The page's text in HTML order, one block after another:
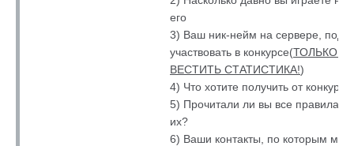
его
3) Ваш ник-нейм на сервере, под
участвовать в конкурсе(ТОЛЬКО
ВЕСТИТЬ СТАТИСТИКА!)
4) Что хотите получить от конкурса
5) Прочитали ли вы все правила
их?
6) Ваши контакты, по которым мы